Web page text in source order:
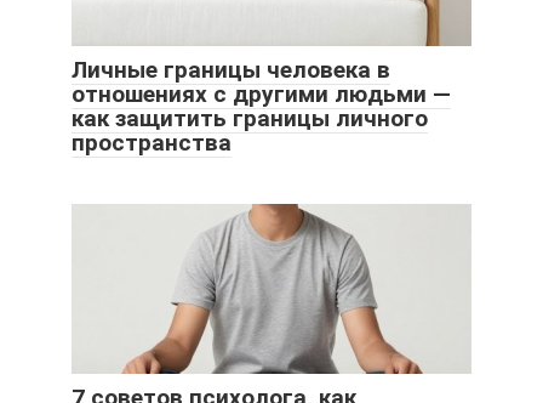
Личные границы человека в
отношениях с другими людьми —
как защитить границы личного
пространства
7 советов психолога, как